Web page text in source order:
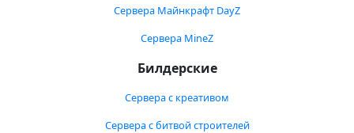
Сервера Майнкрафт DayZ
Сервера MineZ
Билдерские
Сервера с креативом
Сервера с битвой строителей